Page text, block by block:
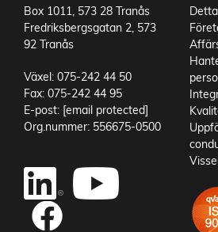
Oljevolym Hydrauldel
1,3 l
1098_Particle size (mm)
Max.
Ingående artiklar
G10X
art Axelkoppling
art Adapter
A04-
art Motor 3-fas
IEC
Varianter
Add as new cart row
Box 1011, 573 28 Tranås
Fredriksbergsgatan 2, 573
92 Tranås
Växel: 075-242 44 50
Fax: 075-242 44 95
E-post: [email protected]
Org.nummer: 556675-0500